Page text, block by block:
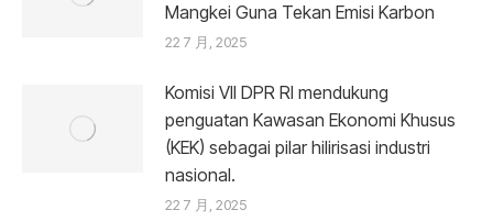
Mangkei Guna Tekan Emisi Karbon
22 7 月, 2025
Komisi VII DPR RI mendukung
penguatan Kawasan Ekonomi Khusus
(KEK) sebagai pilar hilirisasi industri
nasional.
22 7 月, 2025